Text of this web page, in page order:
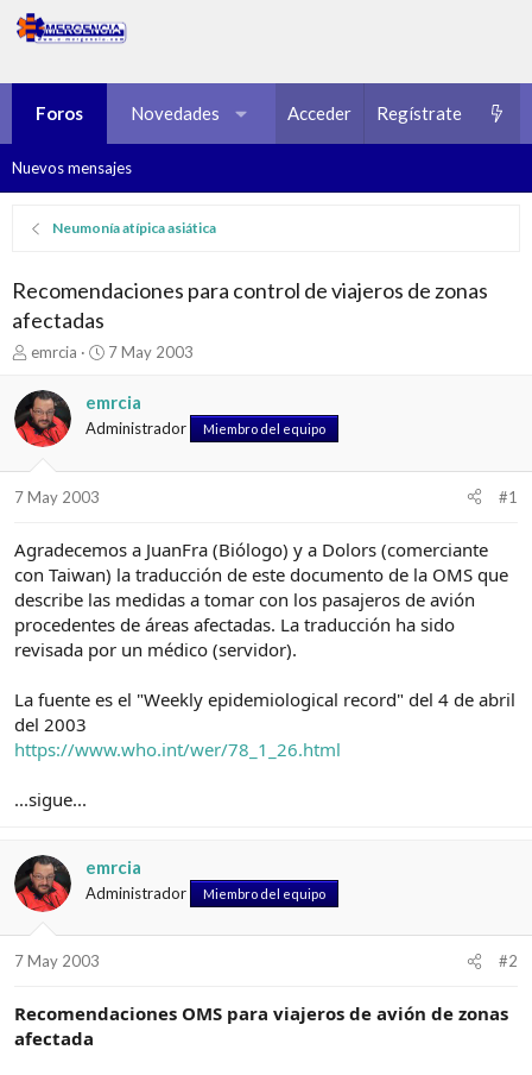
Foros Novedades Multimedia Recursos
Acceder Regístrate
Nuevos mensajes
Neumonía atípica asiática
Recomendaciones para control de viajeros de zonas
afectadas
I
i
c
i
o
d
e
l
t
e
m
emrcia
F
h
a
i
c
i
o
7 May 2003
emrcia
Administrador Miembro del equipo
7 May 2003 #1
Agradecemos a JuanFra (Biólogo) y a Dolors (comerciante
con Taiwan) la traducción de este documento de la OMS que
describe las medidas a tomar con los pasajeros de avión
procedentes de áreas afectadas. La traducción ha sido
revisada por un médico (servidor).
La fuente es el "Weekly epidemiological record" del 4 de abril
del 2003
https://www.who.int/wer/78_1_26.html
...sigue...
emrcia
Administrador Miembro del equipo
7 May 2003 #2
Recomendaciones OMS para viajeros de avión de zonas
afectada